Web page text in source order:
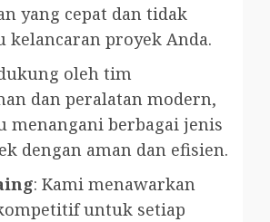
yang cepat dan tidak
kelancaran proyek Anda.
oleh tim
dan peralatan modern,
menangani berbagai jenis
dengan aman dan efisien.
: Kami menawarkan
untuk setiap